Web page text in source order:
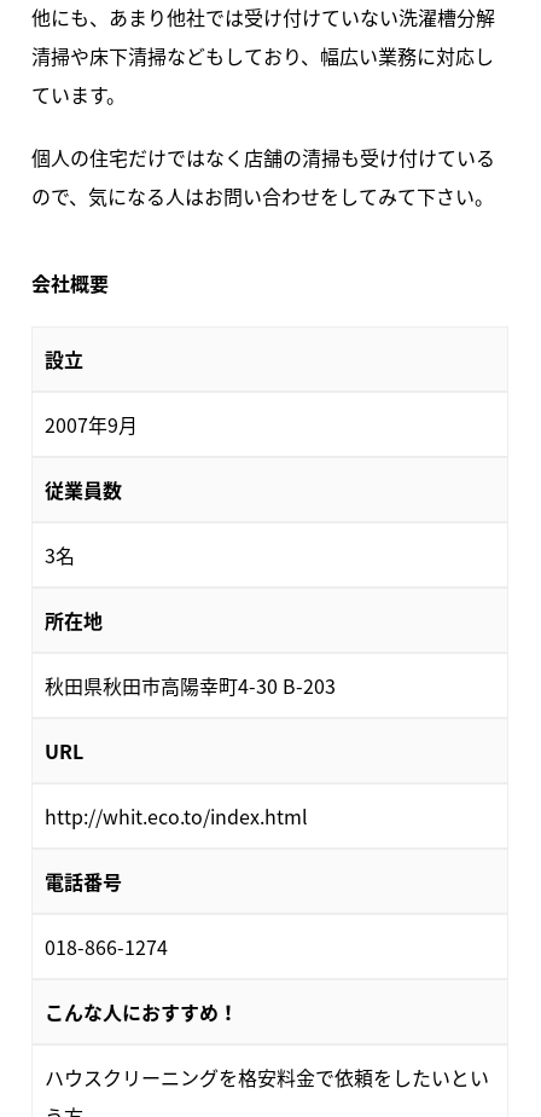
他にも、あまり他社では受け付けていない洗濯槽分解
清掃や床下清掃などもしており、幅広い業務に対応し
ています。
個人の住宅だけではなく店舗の清掃も受け付けている
ので、気になる人はお問い合わせをしてみて下さい。
会社概要
設立
2007年9月
従業員数
3名
所在地
秋田県秋田市高陽幸町4-30 B-203
URL
http://whit.eco.to/index.html
電話番号
018-866-1274
こんな人におすすめ！
ハウスクリーニングを格安料金で依頼をしたいとい